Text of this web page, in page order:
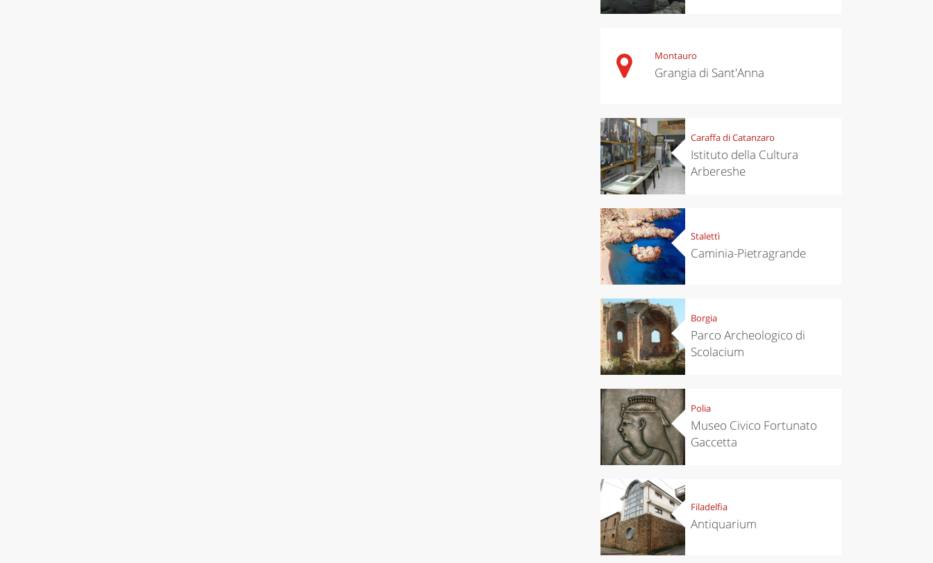
Montauro
Grangia di Sant'Anna
Caraffa di Catanzaro
Istituto della Cultura
Arbereshe
Stalettì
Caminia-Pietragrande
Borgia
Parco Archeologico di
Scolacium
Polia
Museo Civico Fortunato
Gaccetta
Filadelfia
Antiquarium